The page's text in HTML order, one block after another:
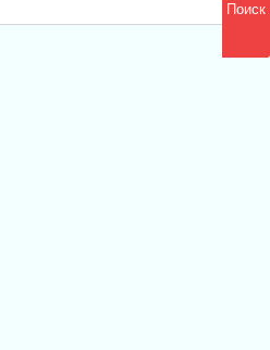
Поиск